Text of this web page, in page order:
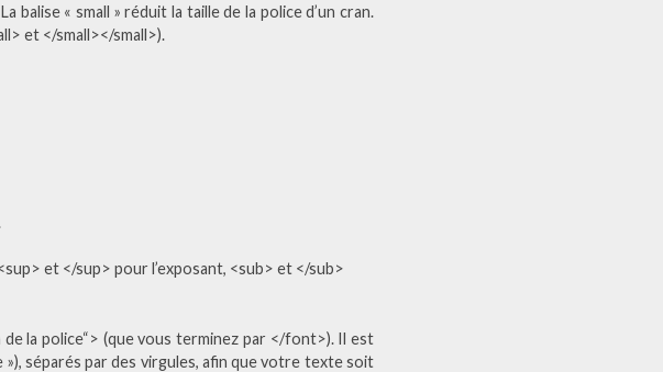
« small » réduit la taille de la police d’un cran.
et </small></small>).
et </sup> pour l’exposant, <sub> et </sub>
la police“> (que vous terminez par </font>). Il est
séparés par des virgules, afin que votre texte soit